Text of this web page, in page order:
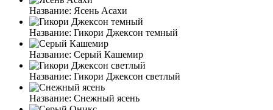
Название: Ясень Асахи
Название: Гикори Джексон темный
Название: Серый Кашемир
Название: Гикори Джексон светлый
Название: Снежный ясень